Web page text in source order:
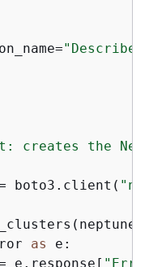
creates the
boto3.client(
as e:
e.response[
"Error"